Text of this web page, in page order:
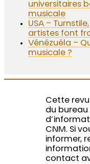
universitaires
musicale
USA –
artistes font
Vénézuéla –
musicale ?
Cette
du bureau
CNM. Si
informer,
contact